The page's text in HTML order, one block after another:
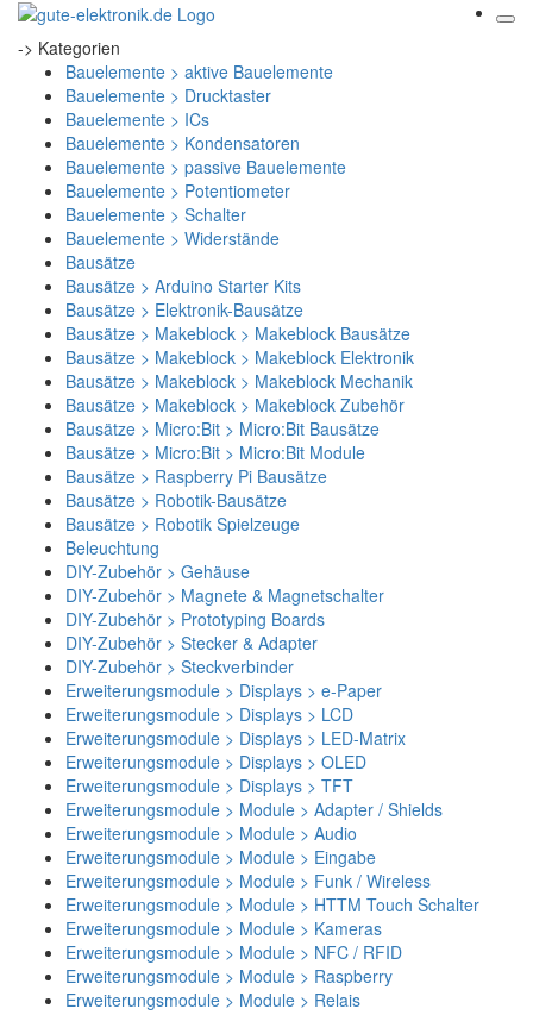
-> Kategorien
Bauelemente > aktive Bauelemente
Bauelemente > Drucktaster
Bauelemente > ICs
Bauelemente > Kondensatoren
Bauelemente > passive Bauelemente
Bauelemente > Potentiometer
Bauelemente > Schalter
Bauelemente > Widerstände
Bausätze
Bausätze > Arduino Starter Kits
Bausätze > Elektronik-Bausätze
Bausätze > Makeblock > Makeblock Bausätze
Bausätze > Makeblock > Makeblock Elektronik
Bausätze > Makeblock > Makeblock Mechanik
Bausätze > Makeblock > Makeblock Zubehör
Bausätze > Micro:Bit > Micro:Bit Bausätze
Bausätze > Micro:Bit > Micro:Bit Module
Bausätze > Raspberry Pi Bausätze
Bausätze > Robotik-Bausätze
Bausätze > Robotik Spielzeuge
Beleuchtung
DIY-Zubehör > Gehäuse
DIY-Zubehör > Magnete & Magnetschalter
DIY-Zubehör > Prototyping Boards
DIY-Zubehör > Stecker & Adapter
DIY-Zubehör > Steckverbinder
Erweiterungsmodule > Displays > e-Paper
Erweiterungsmodule > Displays > LCD
Erweiterungsmodule > Displays > LED-Matrix
Erweiterungsmodule > Displays > OLED
Erweiterungsmodule > Displays > TFT
Erweiterungsmodule > Module > Adapter / Shields
Erweiterungsmodule > Module > Audio
Erweiterungsmodule > Module > Eingabe
Erweiterungsmodule > Module > Funk / Wireless
Erweiterungsmodule > Module > HTTM Touch Schalter
Erweiterungsmodule > Module > Kameras
Erweiterungsmodule > Module > NFC / RFID
Erweiterungsmodule > Module > Raspberry
Erweiterungsmodule > Module > Relais